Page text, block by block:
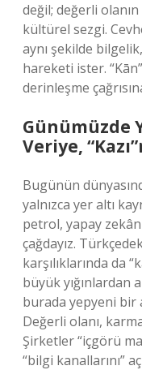
değil; değerli
kültürel sezgi.
aynı şekilde
hareketi ister.
derinleşme
Günümüzde
Veriye,
Bugünün
yalnızca yer altı
petrol, yapay
çağdayız.
karşılıklarında da
büyük yığınlardan
burada yepyeni bir
Değerli olanı,
Şirketler “içgörü
“bilgi kanallarını”